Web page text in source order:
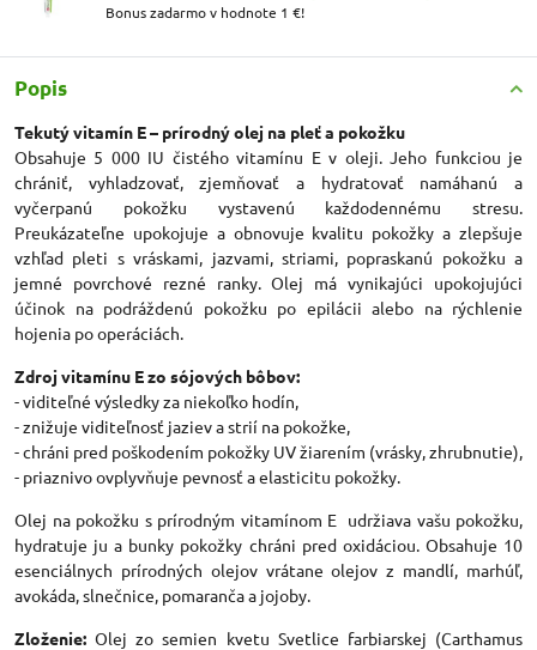
Bonus zadarmo v hodnote 1 €!
Popis
Tekutý vitamín E – prírodný olej na pleť a pokožku
Obsahuje 5 000 IU čistého vitamínu E v oleji. Jeho funkciou je
chrániť, vyhladzovať, zjemňovať a hydratovať namáhanú a
vyčerpanú pokožku vystavenú každodennému stresu.
Preukázateľne upokojuje a obnovuje kvalitu pokožky a zlepšuje
vzhľad pleti s vráskami, jazvami, striami, popraskanú pokožku a
jemné povrchové rezné ranky. Olej má vynikajúci upokojujúci
účinok na podráždenú pokožku po epilácii alebo na rýchlenie
hojenia po operáciách.
Zdroj vitamínu E zo sójových bôbov:
- viditeľné výsledky za niekoľko hodín,
- znižuje viditeľnosť jaziev a strií na pokožke,
- chráni pred poškodením pokožky UV žiarením (vrásky, zhrubnutie),
- priaznivo ovplyvňuje pevnosť a elasticitu pokožky.
Olej na pokožku s prírodným vitamínom E udržiava vašu pokožku,
hydratuje ju a bunky pokožky chráni pred oxidáciou. Obsahuje 10
esenciálnych prírodných olejov vrátane olejov z mandlí, marhúľ,
avokáda, slnečnice, pomaranča a jojoby.
Zloženie:Olej zo semien kvetu Svetlice farbiarskej (Carthamus